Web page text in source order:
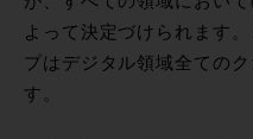
よって決定づけられます
プはデジタル領域全ての
す。